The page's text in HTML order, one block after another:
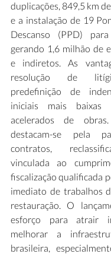
duplicações, 849,5 km
e a instalação de 19
Descanso (PPD)
gerando 1,6 milhão de
e indiretos. As
resolução de
predefinição de
iniciais mais baixas
acelerados de
destacam-se pela
contratos,
vinculada ao
fiscalização qualificada
imediato de trabalhos
restauração. O
esforço para atrair
melhorar a
brasileira,